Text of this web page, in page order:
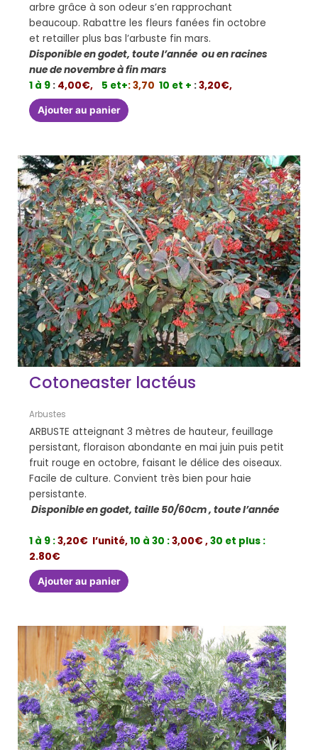
arbre grâce à son odeur s’en rapprochant
beaucoup. Rabattre les fleurs fanées fin octobre
et retailler plus bas l’arbuste fin mars.
Disponible en godet, toute l’année ou en racines
nue de novembre à fin mars
1 à 9 : 4,00€, 5 et+: 3,70 10 et + :3,20€,
Ajouter au panier
Cotoneaster lactéus
Arbustes
ARBUSTE atteignant 3 mètres de hauteur, feuillage
persistant, floraison abondante en mai juin puis petit
fruit rouge en octobre, faisant le délice des oiseaux.
Facile de culture. Convient très bien pour haie
persistante.
Disponible en godet, taille 50/60cm , toute l’année
1 à 9 :3,20€ l’unité,10 à 30 :3,00€ ,30 et plus :
2.80€
Ajouter au panier